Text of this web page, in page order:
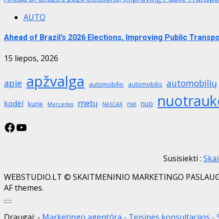
AUTO
Ahead of Brazil’s 2026 Elections, Improving Public
15 liepos, 2026
apie apžvalga automobilio automobilis automobilių
kodėl kurie Mercedes metų NASCAR nei nuo
Facebook
YouTube
Susisiekti :
WEBSTUDIO.LT © SKAITMENINIO MARKETINGO
AF themes.
Close